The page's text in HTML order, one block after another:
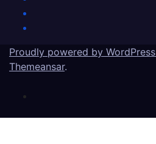
Proudly powered by WordPress
Themeansar.